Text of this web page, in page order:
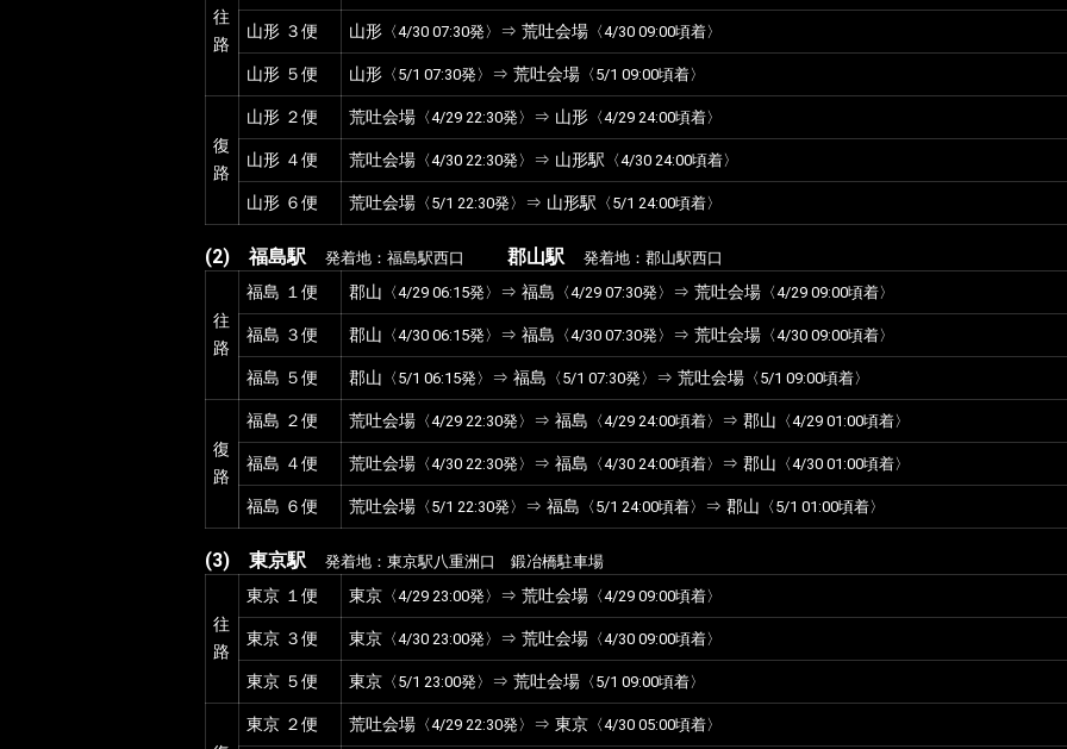
往
路
山形 ３便 山形 〈4/30 07:30発〉 ⇒ 荒吐会場 〈4/30 09:00頃着〉
山形 ５便 山形 〈5/1 07:30発〉 ⇒ 荒吐会場 〈5/1 09:00頃着〉
復
路
山形 ２便 荒吐会場 〈4/29 22:30発〉 ⇒ 山形 〈4/29 24:00頃着〉
山形 ４便 荒吐会場 〈4/30 22:30発〉 ⇒ 山形駅 〈4/30 24:00頃着〉
山形 ６便 荒吐会場 〈5/1 22:30発〉 ⇒ 山形駅 〈5/1 24:00頃着〉
(2)福島駅 発着地：福島駅西口 郡山駅 発着地：郡山駅西口
往
路
福島 １便 郡山 〈4/29 06:15発〉 ⇒ 福島 〈4/29 07:30発〉 ⇒ 荒吐会場 〈4/29 09:00頃着〉
福島 ３便 郡山 〈4/30 06:15発〉 ⇒ 福島 〈4/30 07:30発〉 ⇒ 荒吐会場 〈4/30 09:00頃着〉
福島 ５便 郡山 〈5/1 06:15発〉 ⇒ 福島 〈5/1 07:30発〉 ⇒ 荒吐会場 〈5/1 09:00頃着〉
復
路
福島 ２便 荒吐会場 〈4/29 22:30発〉 ⇒ 福島 〈4/29 24:00頃着〉 ⇒ 郡山 〈4/29 01:00頃着〉
福島 ４便 荒吐会場 〈4/30 22:30発〉 ⇒ 福島 〈4/30 24:00頃着〉 ⇒ 郡山 〈4/30 01:00頃着〉
福島 ６便 荒吐会場 〈5/1 22:30発〉 ⇒ 福島 〈5/1 24:00頃着〉 ⇒ 郡山 〈5/1 01:00頃着〉
(3) 東京駅 発着地：東京駅八重洲口 鍛冶橋駐車場
往
路
東京 １便 東京 〈4/29 23:00発〉 ⇒ 荒吐会場 〈4/29 09:00頃着〉
東京 ３便 東京 〈4/30 23:00発〉 ⇒ 荒吐会場 〈4/30 09:00頃着〉
東京 ５便 東京 〈5/1 23:00発〉 ⇒ 荒吐会場 〈5/1 09:00頃着〉
東京 ２便 荒吐会場 〈4/29 22:30発〉 ⇒ 東京 〈4/30 05:00頃着〉